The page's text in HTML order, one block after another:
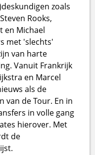
zoals
Rooks,
en Michael
met 'slechts'
van harte
Vanuit Frankrijk
en Marcel
als de
van de Tour. En in
in volle gang
hierover. Met
de